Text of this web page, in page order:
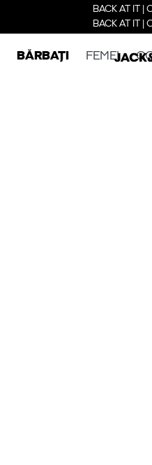
BACK AT IT |
BACK AT IT |
BĂRBAȚI FEMEI